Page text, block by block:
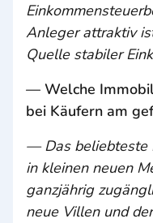
Anleger attraktiv
Quelle stabiler
— Welche
bei Käufern am
— Das beliebteste
in kleinen neuen
ganzjährig
neue Villen und